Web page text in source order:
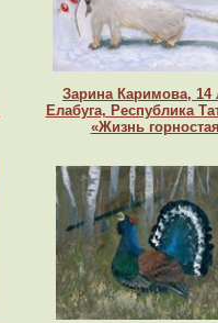
Зарина Каримова, 14
Елабуга, Республика
«Жизнь